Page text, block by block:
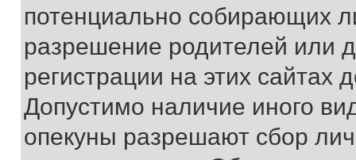
потенциально собирающих
разрешение родителей или
регистрации на этих сайтах
Допустимо наличие иного
опекуны разрешают сбор